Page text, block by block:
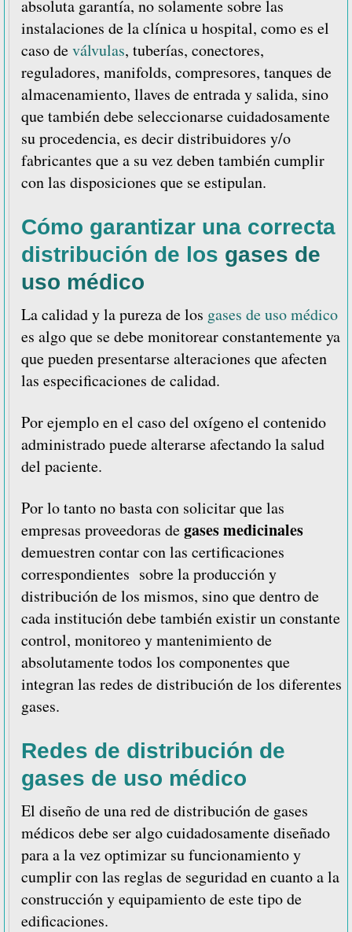
absoluta garantía, no solamente sobre las
instalaciones de la clínica u hospital, como es el
caso deválvulas, tuberías, conectores,
reguladores, manifolds, compresores, tanques de
almacenamiento, llaves de entrada y salida, sino
que también debe seleccionarse cuidadosamente
su procedencia, es decir distribuidores y/o
fabricantes que a su vez deben también cumplir
con las disposiciones que se estipulan.
Cómo garantizar una correcta
distribución de los gases de
uso médico
La calidad y la pureza de los gases de uso médico
es algo que se debe monitorear constantemente ya
que pueden presentarse alteraciones que afecten
las especificaciones de calidad.
Por ejemplo en el caso del oxígeno el contenido
administrado puede alterarse afectando la salud
del paciente.
Por lo tanto no basta con solicitar que las
empresas proveedoras degases medicinales
demuestren contar con las certificaciones
correspondientes sobre la producción y
distribución de los mismos, sino que dentro de
cada institución debe también existir un constante
control, monitoreo y mantenimiento de
absolutamente todos los componentes que
integran las redes de distribución de los diferentes
gases.
Redes de distribución de
gases de uso médico
El diseño de una red de distribución de gases
médicos debe ser algo cuidadosamente diseñado
para a la vez optimizar su funcionamiento y
cumplir con las reglas de seguridad en cuanto a la
construcción y equipamiento de este tipo de
edificaciones.